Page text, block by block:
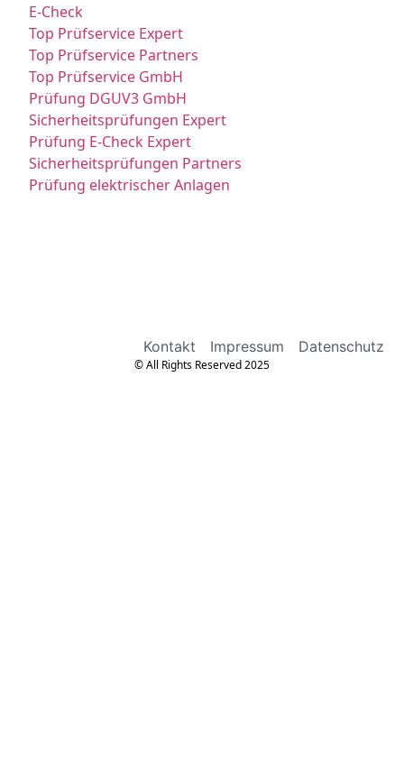
E-Check
Top Prüfservice Expert
Top Prüfservice Partners
Top Prüfservice GmbH
Prüfung DGUV3 GmbH
Sicherheitsprüfungen Expert
Prüfung E-Check Expert
Sicherheitsprüfungen Partners
Prüfung elektrischer Anlagen
Kontakt Impressum Datenschutz
© All Rights Reserved 2025